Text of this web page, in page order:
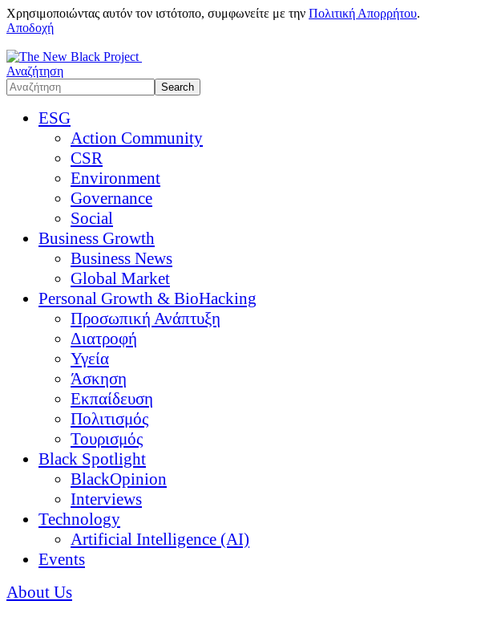
Χρησιμοποιώντας αυτόν τον ιστότοπο, συμφωνείτε με την Πολιτική Απορρήτου.
Αποδοχή
Αναζήτηση
ESG
Action Community
CSR
Environment
Governance
Social
Business Growth
Business News
Global Market
Personal Growth & BioHacking
Προσωπική Ανάπτυξη
Διατροφή
Υγεία
Άσκηση
Εκπαίδευση
Πολιτισμός
Τουρισμός
Black Spotlight
BlackOpinion
Interviews
Technology
Artificial Intelligence (AI)
Events
About Us